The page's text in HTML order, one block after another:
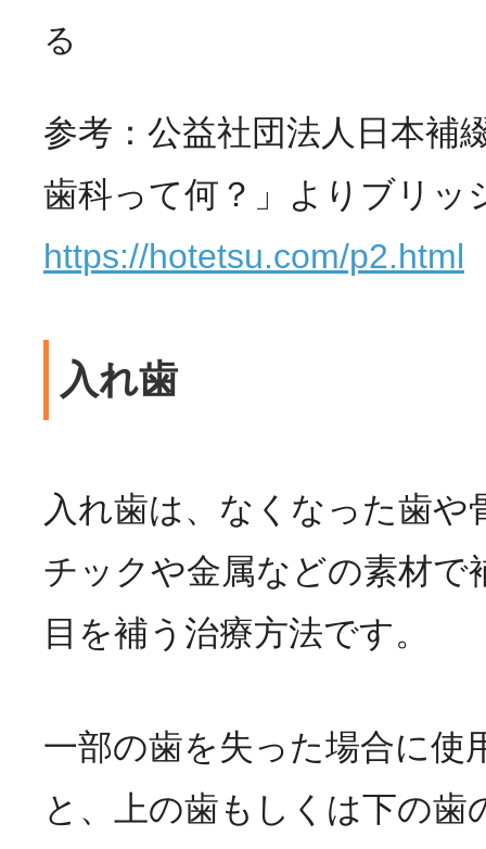
る
参考：公益社団法人日本補
歯科って何？」よりブリッ
https://hotetsu.com/p2.html
入れ歯
入れ歯は、なくなった歯や
チックや金属などの素材で
目を補う治療方法です。
一部の歯を失った場合に使
と、上の歯もしくは下の歯